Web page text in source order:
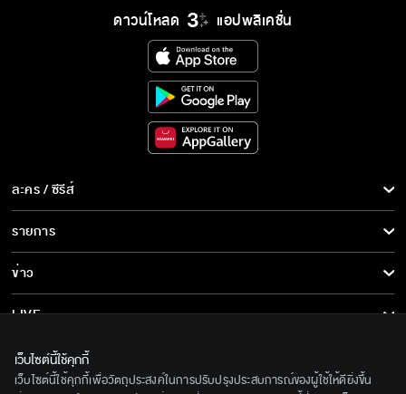
ดาวน์โหลด แอปพลิเคชั่น
ละคร / ซีรีส์
ละคร/ซีรีส์
ซีรีส์นานาชาติ
การ์ตูน & เกม
รายการ
รายการทั้งหมด
ข่าว
ข่าวทั้งหมด
ข่าวประชาสัมพันธ์
LIVE
เกี่ยวกับเรา
BEC World
เว็บไซต์นี้ใช้คุกกี้
เว็บไซต์นี้ใช้คุกกี้เพื่อวัตถุประสงค์ในการปรับปรุงประสบการณ์ของผู้ใช้ให้ดียิ่งขึ้น